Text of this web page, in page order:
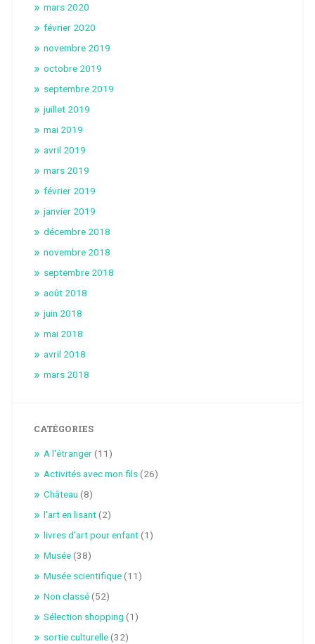
mars 2020
février 2020
novembre 2019
octobre 2019
septembre 2019
juillet 2019
mai 2019
avril 2019
mars 2019
février 2019
janvier 2019
décembre 2018
novembre 2018
septembre 2018
août 2018
juin 2018
mai 2018
avril 2018
mars 2018
CATÉGORIES
A l'étranger(11)
Activités avec mon fils(26)
Château (8)
l'art en lisant(2)
livres d'art pour enfant(1)
Musée(38)
Musée scientifique(11)
Non classé(52)
Sélection shopping (1)
sortie culturelle(32)